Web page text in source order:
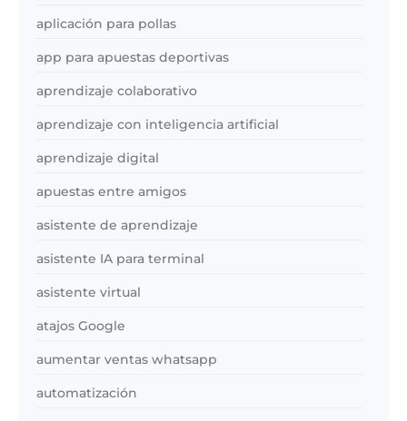
aplicación para pollas
app para apuestas deportivas
aprendizaje colaborativo
aprendizaje con inteligencia artificial
aprendizaje digital
apuestas entre amigos
asistente de aprendizaje
asistente IA para terminal
asistente virtual
atajos Google
aumentar ventas whatsapp
automatización